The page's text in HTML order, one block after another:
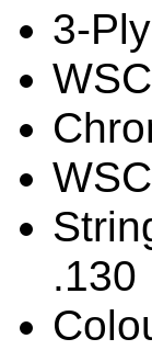
3-
.130